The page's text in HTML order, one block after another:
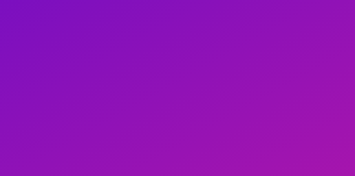
Katlanabilir yoga matı (800 g), mini loop direnç bandı (50 g), pilates topu 25
Jet-lag yönetimi için varış yeri saatine göre uyku/yeme ayarı. Yüksek protein